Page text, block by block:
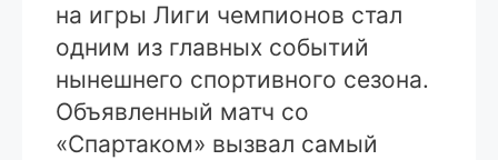
на игры Лиги чемпионов стал
одним из главных событий
нынешнего спортивного сезона.
Объявленный матч со
«Спартаком» вызвал самый